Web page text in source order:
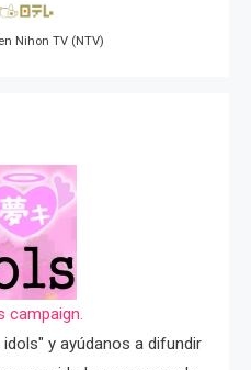
Nihon TV (NTV)
campaign.
y ayúdanos a difundir